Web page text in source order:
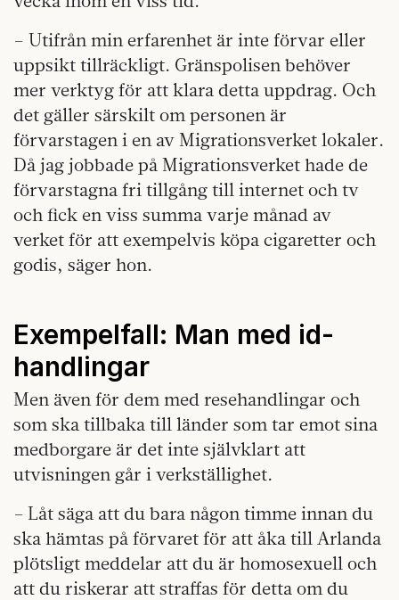
– Utifrån min erfarenhet är inte förvar eller
uppsikt tillräckligt. Gränspolisen behöver
mer verktyg för att klara detta uppdrag. Och
det gäller särskilt om personen är
förvarstagen i en av Migrationsverket lokaler.
Då jag jobbade på Migrationsverket hade de
förvarstagna fri tillgång till internet och tv
och fick en viss summa varje månad av
verket för att exempelvis köpa cigaretter och
godis, säger hon.
Exempelfall: Man med id-
handlingar
Men även för dem med resehandlingar och
som ska tillbaka till länder som tar emot sina
medborgare är det inte självklart att
utvisningen går i verkställighet.
– Låt säga att du bara någon timme innan du
ska hämtas på förvaret för att åka till Arlanda
plötsligt meddelar att du är homosexuell och
att du riskerar att straffas för detta om du